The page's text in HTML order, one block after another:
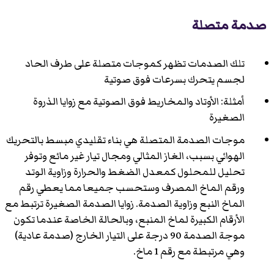
صدمة متصلة
تلك الصدمات تظهر كموجات متصلة على طرف الحاد
لجسم يتحرك بسرعات فوق صوتية
أمثلة: الأوتاد والمخاريط فوق الصوتية مع زوايا الذروة
الصغيرة
موجات الصدمة المتصلة هي بناء تقليدي مبسط بالتحريك
الهوائي بسبب، الغاز المثالي ومجال تيار غير مائع وتوفر
تحليل للمحلول كمعدل الضغط والحرارة وزاوية الوتد
ورقم الماخ المصرف وستحسب جميعا مما يعطي رقم
الماخ النبع وزاوية الصدمة. زوايا الصدمة الصغيرة ترتبط مع
الأرقام الكبيرة لماخ المنبع، وبالحالة الخاصة عندما تكون
موجة الصدمة 90 درجة على التيار الخارج (صدمة عادية)
وهي مرتبطة مع رقم 1 ماخ.